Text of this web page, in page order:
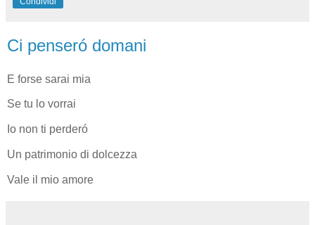
Ci penseró domani
E forse sarai mia
Se tu lo vorrai
Io non ti perderó
Un patrimonio di dolcezza
Vale il mio amore